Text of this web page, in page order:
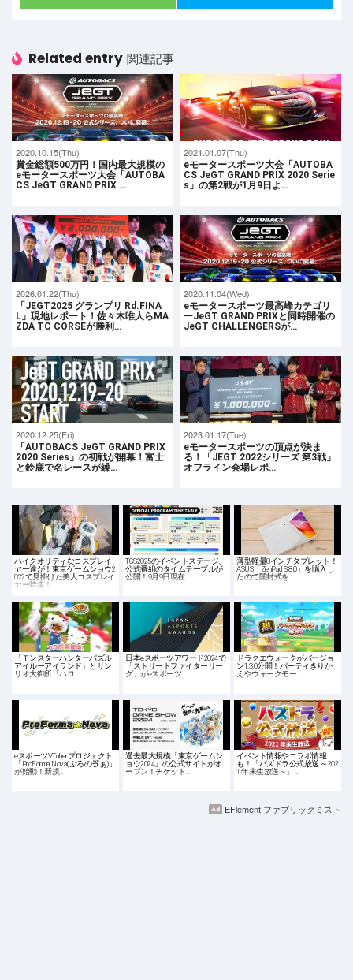
Related entry 関連記事
2020.10.15(Thu)
賞金総額500万円！国内最大規模の
eモータースポーツ大会「AUTOBA
CS JeGT GRAND PRIX …
2021.01.07(Thu)
eモータースポーツ大会「AUTOBA
CS JeGT GRAND PRIX 2020 Serie
s」の第2戦が1月9日よ…
2026.01.22(Thu)
「JEGT2025 グランプリ Rd.FINA
L」現地レポート！佐々木唯人らMA
ZDA TC CORSEが勝利…
2020.11.04(Wed)
eモータースポーツ最高峰カテゴリ
ーJeGT GRAND PRIXと同時開催の
JeGT CHALLENGERSが…
2020.12.25(Fri)
「AUTOBACS JeGT GRAND PRIX
2020 Series」の初戦が開幕！富士
と鈴鹿で名レースが繰…
2023.01.17(Tue)
eモータースポーツの頂点が決ま
る！「JEGT 2022シリーズ 第3戦」
オフライン会場レポ…
ハイクオリティなコスプレイ
ヤー達が！東京ゲームショウ2
022で見掛けた美人コスプレイ
ヤー特集！
TGS2025のイベントステージ、
公式番組のタイムテーブルが
公開！9月9日現在…
薄型軽量8インチタブレット！
ASUS「ZenPad S 8.0」を購入し
たので開封式を…
「モンスターハンターパズル
アイルーアイランド」とサン
リオ大御所「ハロ…
日本eスポーツアワード2024で
「ストリートファイターリー
グ」がeスポーツ…
ドラクエウォークがバージョ
ン1.3.0公開！パーティきりか
えやウォークモー…
eスポーツVTuberプロジェクト
「ProForma Nova(ぷろのゔぁ)」
が始動！新規…
過去最大規模「東京ゲームシ
ョウ2024」の公式サイトがオ
ープン！チケット…
イベント情報やコラボ情報
も！「パズドラ公式放送 ～202
1 年末生放送～」…
EFlement ファブリックミスト